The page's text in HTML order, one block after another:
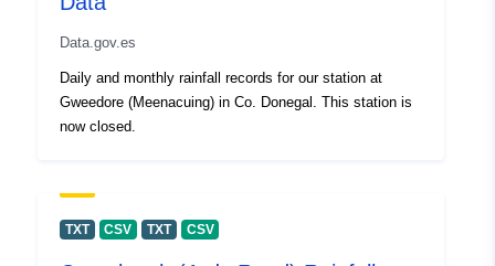
Data.gov.es
Daily and monthly rainfall records for our station at
Gweedore (Meenacuing) in Co. Donegal. This station is
now closed.
TXT CSV TXT CSV